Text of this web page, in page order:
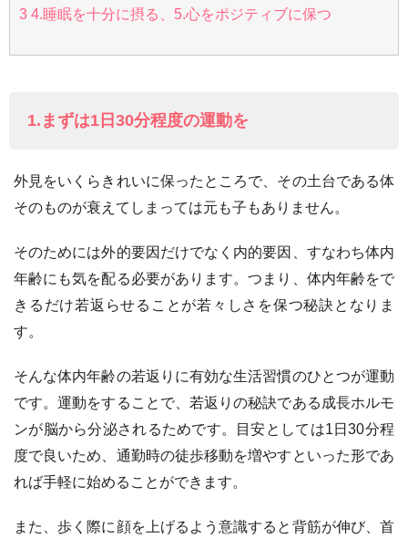
3 4.睡眠を十分に摂る、5.心をポジティブに保つ
1.まずは1日30分程度の運動を
外見をいくらきれいに保ったところで、その土台である体
そのものが衰えてしまっては元も子もありません。
そのためには外的要因だけでなく内的要因、すなわち体内
年齢にも気を配る必要があります。つまり、体内年齢をで
きるだけ若返らせることが若々しさを保つ秘訣となりま
す。
そんな体内年齢の若返りに有効な生活習慣のひとつが運動
です。運動をすることで、若返りの秘訣である成長ホルモ
ンが脳から分泌されるためです。目安としては1日30分程
度で良いため、通勤時の徒歩移動を増やすといった形であ
れば手軽に始めることができます。
また、歩く際に顔を上げるよう意識すると背筋が伸び、首